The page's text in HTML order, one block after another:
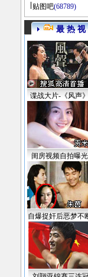
贴图吧(68789)
最 热 视
谍战大片-《风声》
闺房视频自拍曝光
自爆捉奸后恶梦不